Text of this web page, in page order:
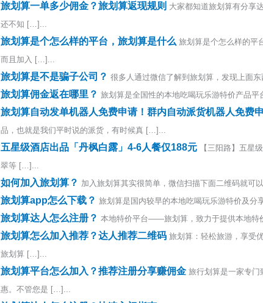
旅划算一单多少佣金？旅划算返现规则 大家都知道旅划算有分享
还不知 […]...
旅划算是个怎么样的平台，旅划算是什么 旅划算是个怎么样的平
而且加入 […]...
旅划算是不是骗子公司？ 很多人通过微信了解到旅划算，发现上面
旅划算佣金返在哪里？ 旅划算是全国性的本地吃喝玩乐游特价产品
旅划算自动发单机器人免费申请！群内自动派货机器人免费
品，也就是我们平时说的派货，有时候真 […]...
五星级酒店出品「丹枫白露」4-6人餐仅188元
【三阳路】五星
翠等 […]...
如何加入旅划算？ 加入旅划算其实很简单，微信扫描下面二维码就
旅划算app怎么下载？ 旅划算是国内较早的本地吃喝玩乐游特价及
旅划算达人怎么注册？ 本地特价平台——旅划算，致力于提供本地特
旅划算怎么加入推荐？达人推荐二维码 旅划算：轻松旅游，享受
旅划算 […]...
旅划算平台怎么加入？推荐注册分享赚佣金 旅行划算是一家专门
惠。不管您是 […]...